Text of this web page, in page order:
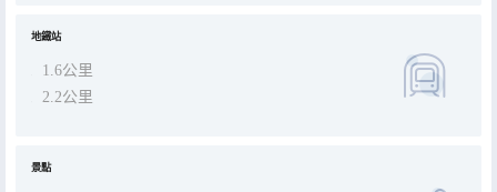
地鐵站
1.6公里
2.2公里
景點